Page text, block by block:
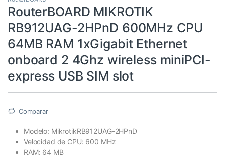
RouterBOARD MIKROTIK
RB912UAG-2HPnD 600MHz CPU
64MB RAM 1xGigabit Ethernet
onboard 2 4Ghz wireless miniPCI-
express USB SIM slot
Comparar
Modelo: MikrotikRB912UAG-2HPnD
Velocidad de CPU: 600 MHz
RAM: 64 MB